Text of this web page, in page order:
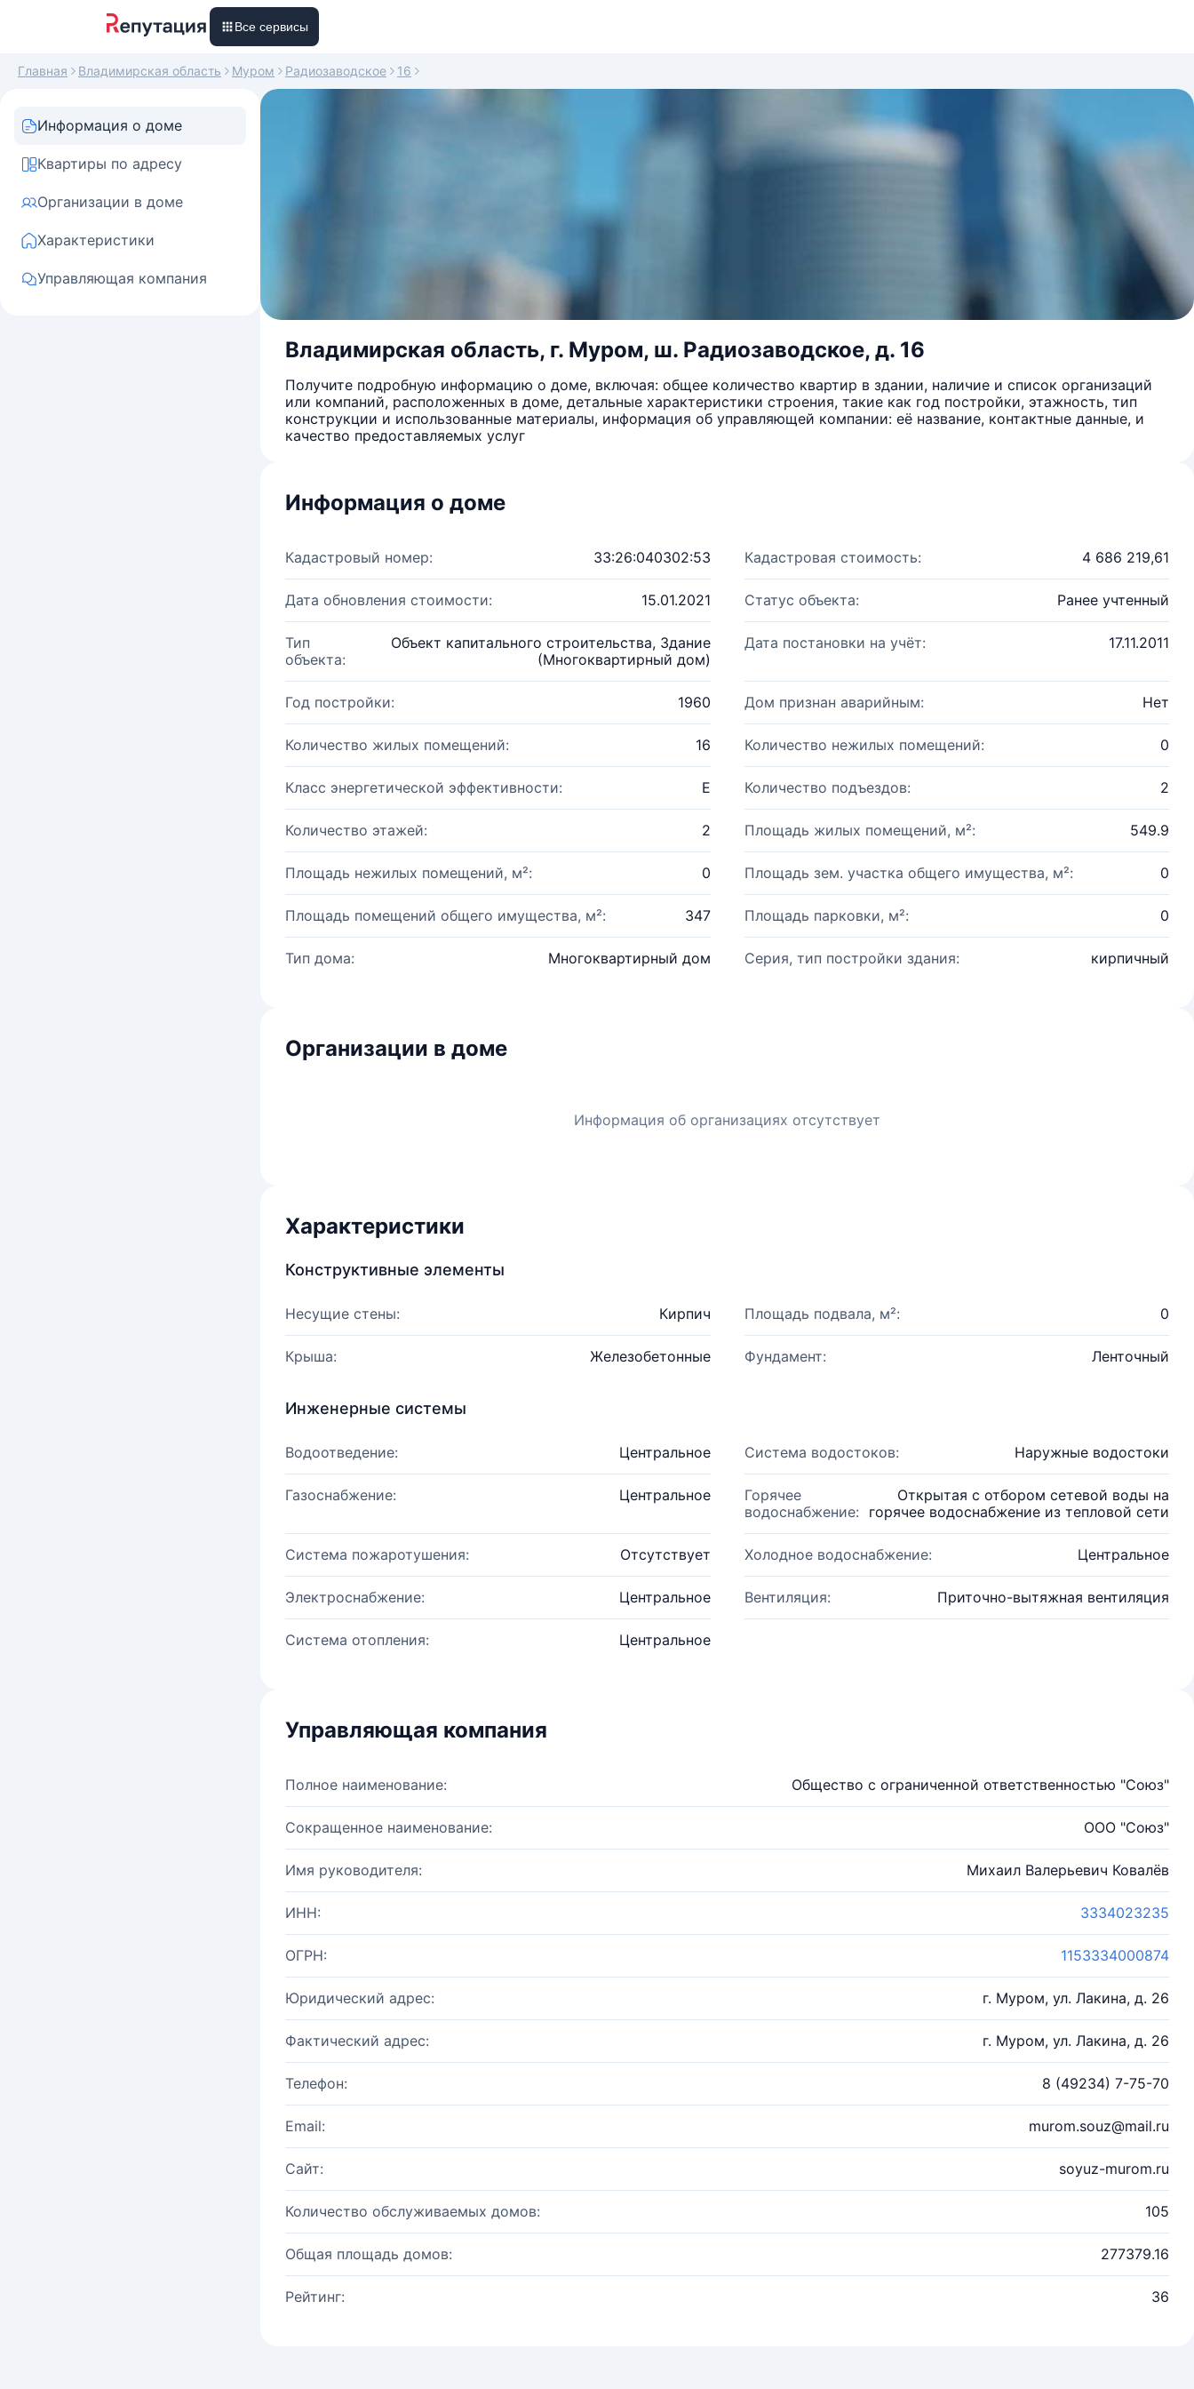
Все сервисы
Главная Владимирская область Муром Радиозаводское 16
Информация о доме
Квартиры по адресу
Организации в доме
Характеристики
Управляющая компания
Владимирская область, г. Муром, ш. Радиозаводское, д. 16
Получите подробную информацию о доме, включая: общее количество квартир в здании, наличие и список организаций
или компаний, расположенных в доме, детальные характеристики строения, такие как год постройки, этажность, тип
конструкции и использованные материалы, информация об управляющей компании: её название, контактные данные, и
качество предоставляемых услуг
Информация о доме
Кадастровый номер: 33:26:040302:53 Кадастровая стоимость: 4 686 219,61
Дата обновления стоимости: 15.01.2021 Статус объекта: Ранее учтенный
Тип
объекта:
Объект капитального строительства, Здание
(Многоквартирный дом)
Дата постановки на учёт: 17.11.2011
Год постройки: 1960 Дом признан аварийным: Нет
Количество жилых помещений: 16 Количество нежилых помещений: 0
Класс энергетической эффективности: E Количество подъездов: 2
Количество этажей: 2 Площадь жилых помещений, м²: 549.9
Площадь нежилых помещений, м²: 0 Площадь зем. участка общего имущества, м²: 0
Площадь помещений общего имущества, м²: 347 Площадь парковки, м²: 0
Тип дома: Многоквартирный дом Серия, тип постройки здания: кирпичный
Организации в доме
Информация об организациях отсутствует
Характеристики
Конструктивные элементы
Несущие стены: Кирпич Площадь подвала, м²: 0
Крыша: Железобетонные Фундамент: Ленточный
Инженерные системы
Водоотведение: Центральное Система водостоков: Наружные водостоки
Газоснабжение: Центральное
Горячее
водоснабжение:
Открытая с отбором сетевой воды на
горячее водоснабжение из тепловой сети
Система пожаротушения: Отсутствует Холодное водоснабжение: Центральное
Электроснабжение: Центральное Вентиляция: Приточно-вытяжная вентиляция
Система отопления: Центральное
Управляющая компания
Полное наименование: Общество с ограниченной ответственностью "Союз"
Сокращенное наименование: ООО "Союз"
Имя руководителя: Михаил Валерьевич Ковалёв
ИНН: 3334023235
ОГРН: 1153334000874
Юридический адрес: г. Муром, ул. Лакина, д. 26
Фактический адрес: г. Муром, ул. Лакина, д. 26
Телефон: 8 (49234) 7-75-70
Email: murom.souz@mail.ru
Сайт: soyuz-murom.ru
Количество обслуживаемых домов: 105
Общая площадь домов: 277379.16
Рейтинг: 36